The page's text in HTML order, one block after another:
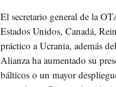
El secretario general de la
Estados Unidos, Canadá,
práctico a Ucrania, además
Alianza ha aumentado su
bálticos o un mayor